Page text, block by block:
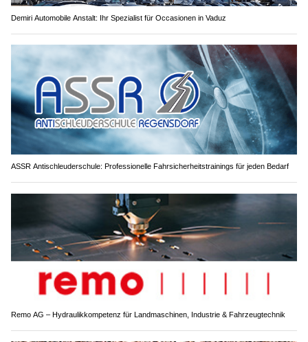
Demiri Automobile Anstalt: Ihr Spezialist für Occasionen in Vaduz
ASSR Antischleuderschule: Professionelle Fahrsicherheitstrainings für jeden Bedarf
Remo AG – Hydraulikkompetenz für Landmaschinen, Industrie & Fahrzeugtechnik